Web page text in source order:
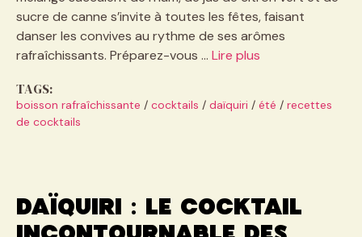
sucre de canne s’invite à toutes les fêtes, faisant
danser les convives au rythme de ses arômes
rafraîchissants. Préparez-vous … Lire plus
TAGS:
boisson rafraîchissante / cocktails / daïquiri / été / recettes
de cocktails
Daïquiri : le cocktail